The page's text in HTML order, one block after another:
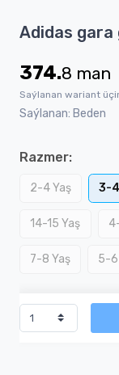
1
3
Adidas gara
374.8 man
Saýlanan wariant
Saýlanan: Beden
Razmer:
2-4 Yaş 3-
14-15 Yaş
7-8 Yaş 5-6